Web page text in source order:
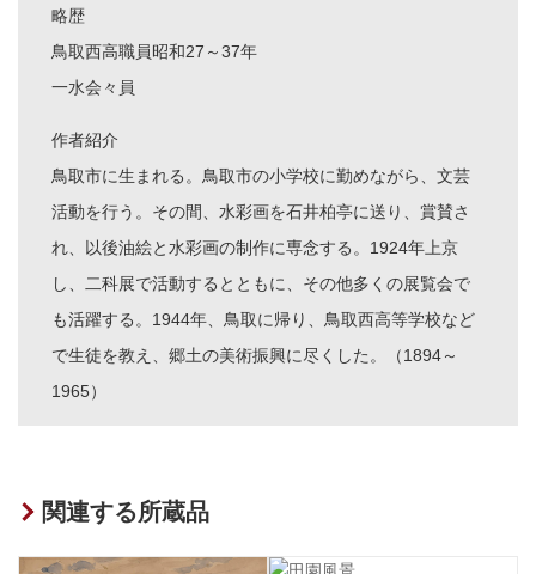
略歴
鳥取西高職員昭和27～37年
一水会々員
作者紹介
鳥取市に生まれる。鳥取市の小学校に勤めながら、文芸
活動を行う。その間、水彩画を石井柏亭に送り、賞賛さ
れ、以後油絵と水彩画の制作に専念する。1924年上京
し、二科展で活動するとともに、その他多くの展覧会で
も活躍する。1944年、鳥取に帰り、鳥取西高等学校など
で生徒を教え、郷土の美術振興に尽くした。（1894～
1965）
関連する所蔵品